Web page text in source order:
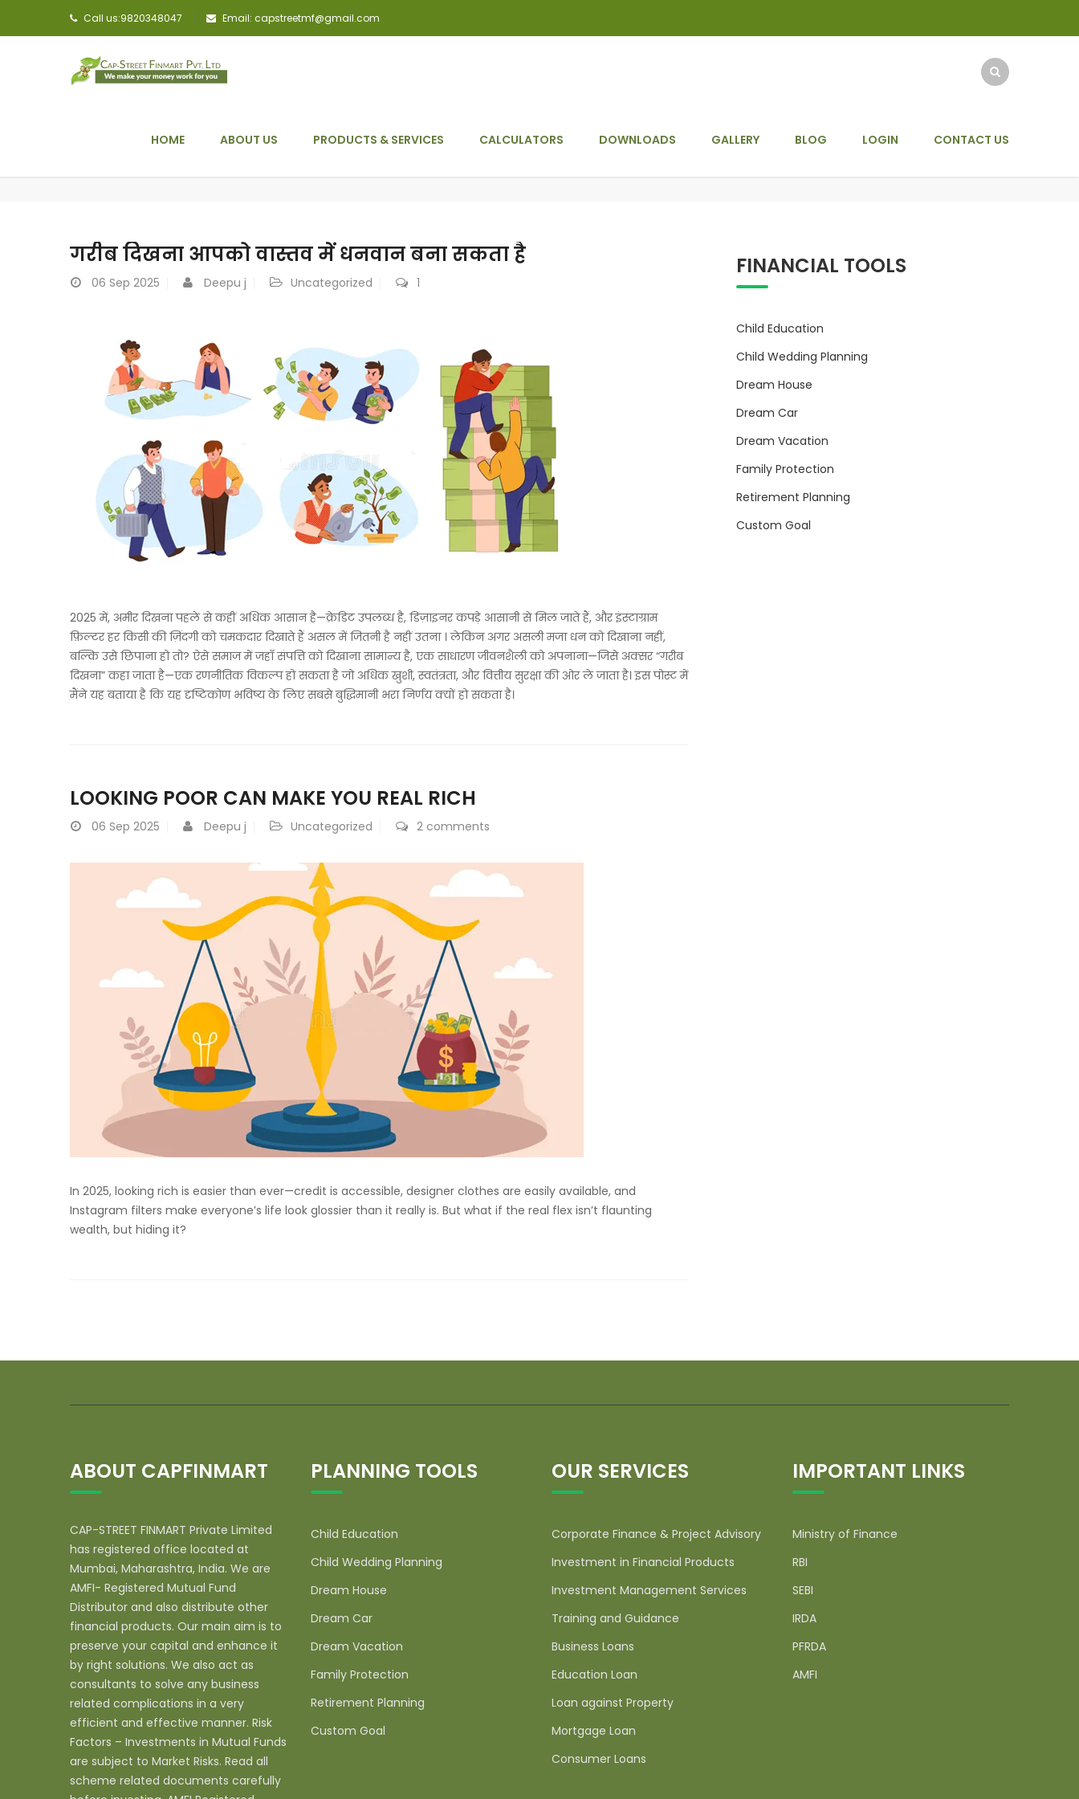
Call us:9820348047 Email: capstreetmf@gmail.com
HOME ABOUT US PRODUCTS & SERVICES CALCULATORS DOWNLOADS GALLERY BLOG LOGIN CONTACT US
गरीब दिखना आपको वास्तव में धनवान बना सकता है
06 Sep 2025 Deepu j Uncategorized 1
2025 में, अमीर दिखना पहले से कहीं अधिक आसान है—क्रेडिट उपलब्ध है, डिज़ाइनर कपड़े आसानी से मिल जाते हैं, और इंस्टाग्राम
फ़िल्टर हर किसी की ज़िंदगी को चमकदार दिखाते हैं असल में जितनी है नहीं उतना । लेकिन अगर असली मजा धन को दिखाना नहीं,
बल्कि उसे छिपाना हो तो? ऐसे समाज में जहाँ संपत्ति को दिखाना सामान्य है, एक साधारण जीवनशैली को अपनाना—जिसे अक्सर “गरीब
दिखना” कहा जाता है—एक रणनीतिक विकल्प हो सकता है जो अधिक खुशी, स्वतंत्रता, और वित्तीय सुरक्षा की ओर ले जाता है। इस पोस्ट में
मैंने यह बताया है कि यह दृष्टिकोण भविष्य के लिए सबसे बुद्धिमानी भरा निर्णय क्यों हो सकता है।
LOOKING POOR CAN MAKE YOU REAL RICH
06 Sep 2025 Deepu j Uncategorized 2 comments
In 2025, looking rich is easier than ever—credit is accessible, designer clothes are easily available, and
Instagram filters make everyone’s life look glossier than it really is. But what if the real flex isn’t flaunting
wealth, but hiding it?
FINANCIAL TOOLS
Child Education
Child Wedding Planning
Dream House
Dream Car
Dream Vacation
Family Protection
Retirement Planning
Custom Goal
ABOUT CAPFINMART
CAP-STREET FINMART Private Limited
has registered office located at
Mumbai, Maharashtra, India. We are
AMFI- Registered Mutual Fund
Distributor and also distribute other
financial products. Our main aim is to
preserve your capital and enhance it
by right solutions. We also act as
consultants to solve any business
related complications in a very
efficient and effective manner. Risk
Factors – Investments in Mutual Funds
are subject to Market Risks. Read all
scheme related documents carefully
PLANNING TOOLS
Child Education
Child Wedding Planning
Dream House
Dream Car
Dream Vacation
Family Protection
Retirement Planning
Custom Goal
OUR SERVICES
Corporate Finance & Project Advisory
Investment in Financial Products
Investment Management Services
Training and Guidance
Business Loans
Education Loan
Loan against Property
Mortgage Loan
Consumer Loans
IMPORTANT LINKS
Ministry of Finance
RBI
SEBI
IRDA
PFRDA
AMFI